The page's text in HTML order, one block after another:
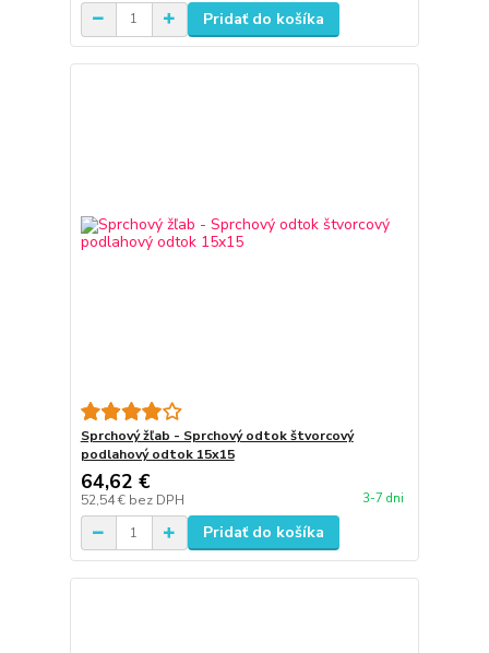
Pridať do košíka
Sprchový žľab - Sprchový odtok štvorcový
podlahový odtok 15x15
64,62 €
52,54 € bez DPH 3-7 dni
Pridať do košíka